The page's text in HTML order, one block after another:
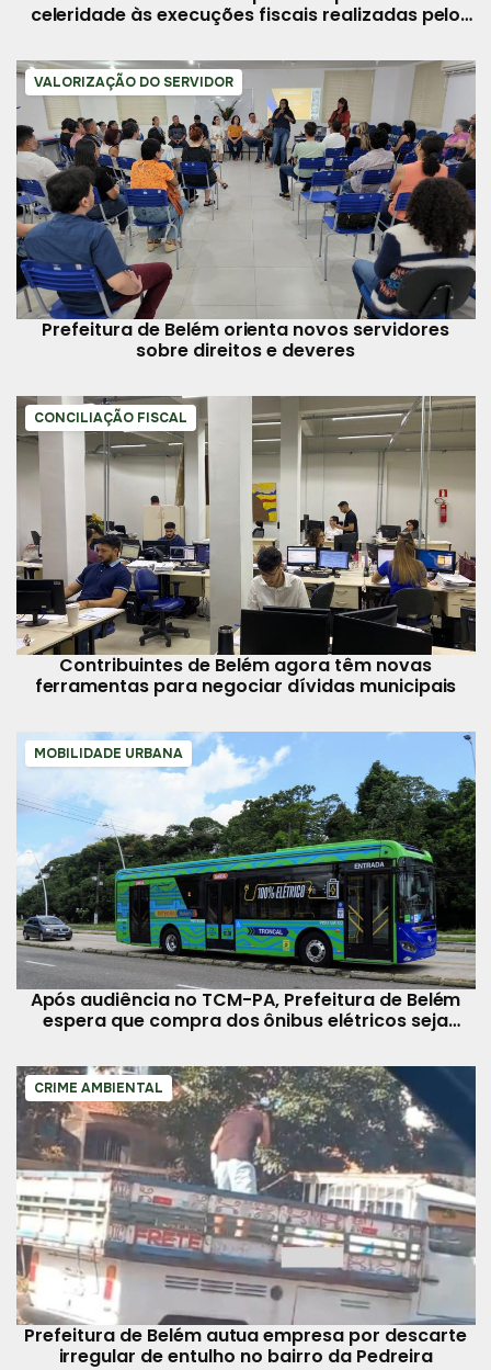
celeridade às execuções fiscais realizadas pelo
VALORIZAÇÃO DO SERVIDOR
Prefeitura de Belém orienta novos servidores
sobre direitos e deveres
CONCILIAÇÃO FISCAL
Contribuintes de Belém agora têm novas
ferramentas para negociar dívidas municipais
MOBILIDADE URBANA
Após audiência no TCM-PA, Prefeitura de Belém
espera que compra dos ônibus elétricos seja
CRIME AMBIENTAL
Prefeitura de Belém autua empresa por descarte
irregular de entulho no bairro da Pedreira